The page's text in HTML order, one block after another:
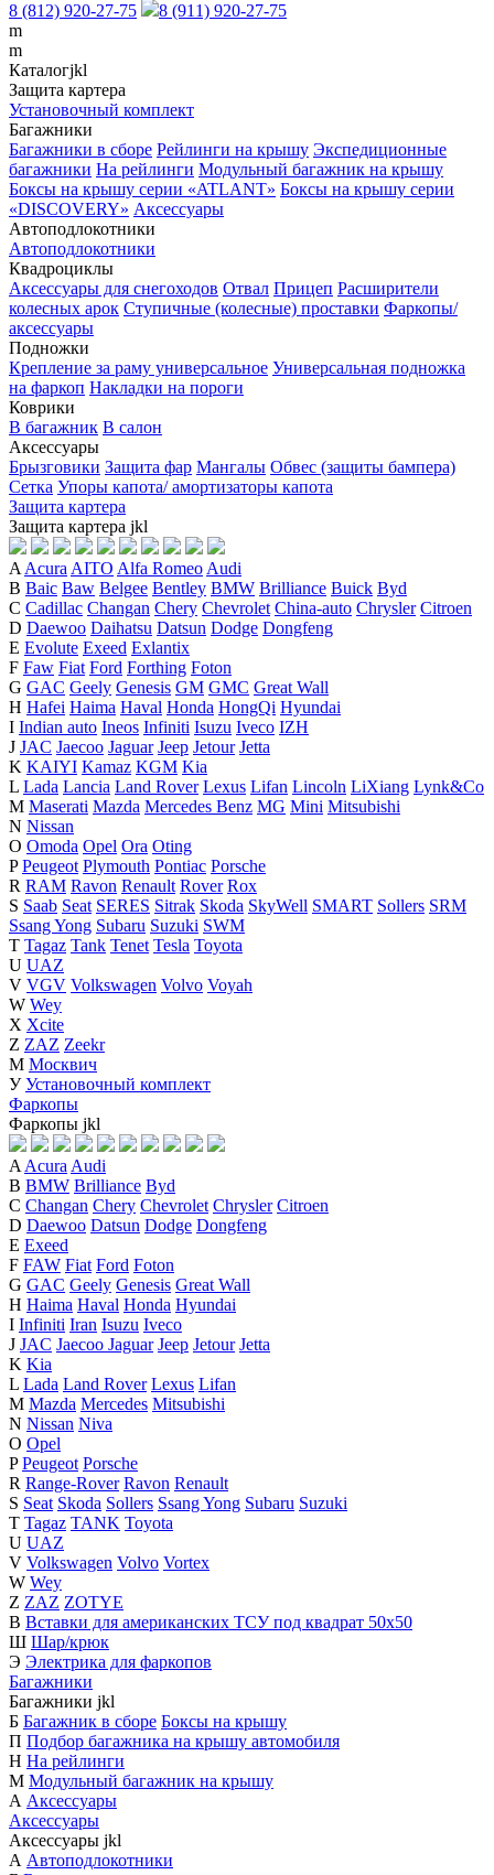
8 (812) 920-27-75
8 (911) 920-27-75
m
m
Каталогjkl
Защита картера
Установочный комплект
Багажники
Багажники в сборе Рейлинги на крышу Экспедиционные
багажники На рейлинги Модульный багажник на крышу
Боксы на крышу серии «ATLANT» Боксы на крышу серии
«DISCOVERY» Аксессуары
Автоподлокотники
Автоподлокотники
Квадроциклы
Аксессуары для снегоходов Отвал Прицеп Расширители
колесных арок Ступичные (колесные) проставки Фаркопы/
аксессуары
Подножки
Крепление за раму универсальное Универсальная подножка
на фаркоп Накладки на пороги
Коврики
В багажник В салон
Аксессуары
Брызговики Защита фар Мангалы Обвес (защиты бампера)
Сетка Упоры капота/ амортизаторы капота
Защита картера
Защита картера jkl
A Acura AITO Alfa Romeo Audi
B Baic Baw Belgee Bentley BMW Brilliance Buick Byd
C Cadillac Changan Chery Chevrolet China-auto Chrysler Citroen
D Daewoo Daihatsu Datsun Dodge Dongfeng
E Evolute Exeed Exlantix
F Faw Fiat Ford Forthing Foton
G GAC Geely Genesis GM GMC Great Wall
H Hafei Haima Haval Honda HongQi Hyundai
I Indian auto Ineos Infiniti Isuzu Iveco IZH
J JAC Jaecoo Jaguar Jeep Jetour Jetta
K KAIYI Kamaz KGM Kia
L Lada Lancia Land Rover Lexus Lifan Lincoln LiXiang Lynk&Co
M Maserati Mazda Mercedes Benz MG Mini Mitsubishi
N Nissan
O Omoda Opel Ora Oting
P Peugeot Plymouth Pontiac Porsche
R RAM Ravon Renault Rover Rox
S Saab Seat SERES Sitrak Skoda SkyWell SMART Sollers SRM
Ssang Yong Subaru Suzuki SWM
T Tagaz Tank Tenet Tesla Toyota
U UAZ
V VGV Volkswagen Volvo Voyah
W Wey
X Xcite
Z ZAZ Zeekr
М Москвич
У Установочный комплект
Фаркопы
Фаркопы jkl
A Acura Audi
B BMW Brilliance Byd
C Changan Chery Chevrolet Chrysler Citroen
D Daewoo Datsun Dodge Dongfeng
E Exeed
F FAW Fiat Ford Foton
G GAC Geely Genesis Great Wall
H Haima Haval Honda Hyundai
I Infiniti Iran Isuzu Iveco
J JAC Jaecoo Jaguar Jeep Jetour Jetta
K Kia
L Lada Land Rover Lexus Lifan
M Mazda Mercedes Mitsubishi
N Nissan Niva
O Opel
P Peugeot Porsche
R Range-Rover Ravon Renault
S Seat Skoda Sollers Ssang Yong Subaru Suzuki
T Tagaz TANK Toyota
U UAZ
V Volkswagen Volvo Vortex
W Wey
Z ZAZ ZOTYE
В Вставки для американских ТСУ под квадрат 50х50
Ш Шар/крюк
Э Электрика для фаркопов
Багажники
Багажники jkl
Б Багажник в сборе Боксы на крышу
П Подбор багажника на крышу автомобиля
Н На рейлинги
М Модульный багажник на крышу
А Аксессуары
Аксессуары
Аксессуары jkl
А Автоподлокотники